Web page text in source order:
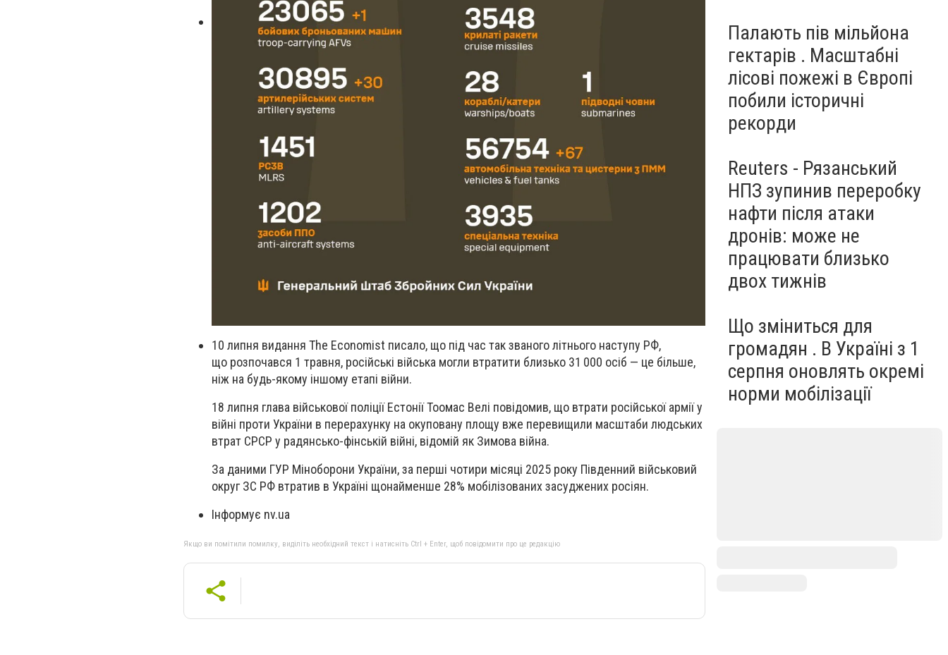
10 липня видання The Economist писало, що під час так званого літнього наступу РФ,
що розпочався 1 травня, російські війська могли втратити близько 31 000 осіб — це більше,
ніж на будь-якому іншому етапі війни.
18 липня глава військової поліції Естонії Тоомас Велі повідомив, що втрати російської армії у
війні проти України в перерахунку на окуповану площу вже перевищили масштаби людських
втрат СРСР у радянсько-фінській війні, відомій як Зимова війна.
За даними ГУР Міноборони України, за перші чотири місяці 2025 року Південний військовий
округ ЗС РФ втратив в Україні щонайменше 28% мобілізованих засуджених росіян.
Інформує nv.ua
Якщо ви помітили помилку, виділіть необхідний текст і натисніть Ctrl + Enter, щоб повідомити про це редакцію
Палають пів мільйона
гектарів . Масштабні
лісові пожежі в Європі
побили історичні
рекорди
Reuters - Рязанський
НПЗ зупинив переробку
нафти після атаки
дронів: може не
працювати близько
двох тижнів
Що зміниться для
громадян . В Україні з 1
серпня оновлять окремі
норми мобілізації